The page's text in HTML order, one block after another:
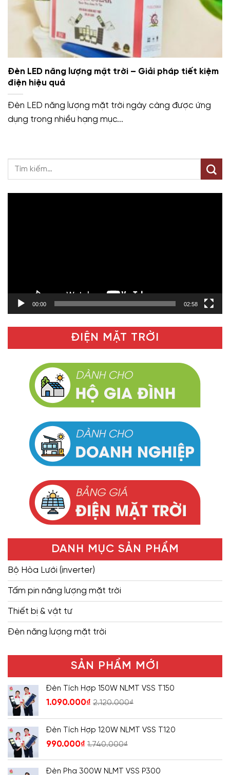
Đèn LED năng lượng mặt trời – Giải pháp tiết kiệm
điện hiệu quả
Đèn LED năng lượng mặt trời ngày càng được ứng
dụng trong nhiều hạng mục...
00:00 02:58
ĐIỆN MẶT TRỜI
DANH MỤC SẢN PHẨM
Bộ Hòa Lưới (inverter)
Tấm pin năng lượng mặt trời
Thiết bị & vật tư
Đèn năng lượng mặt trời
SẢN PHẨM MỚI
Đèn Tích Hợp 150W NLMT VSS T150
1.090.000₫ 2.120.000₫
Đèn Tích Hợp 120W NLMT VSS T120
990.000₫ 1.740.000₫
Đèn Pha 300W NLMT VSS P300